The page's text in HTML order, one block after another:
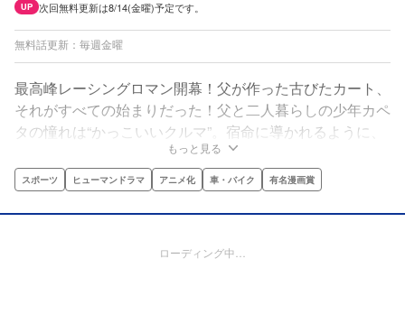
UP 次回無料更新は8/14(金曜)予定です。
無料話更新：毎週金曜
最高峰レーシングロマン開幕！父が作った古びたカート、
それがすべての始まりだった！父と二人暮らしの少年カペ
タの憧れは“かっこいいクルマ”。宿命に導かれるように、
速さの世界への扉を開いた少年は、モータースポーツ界を
駆け上がる‼
もっと見る
スポーツ ヒューマンドラマ アニメ化 車・バイク 有名漫画賞
ローディング中…